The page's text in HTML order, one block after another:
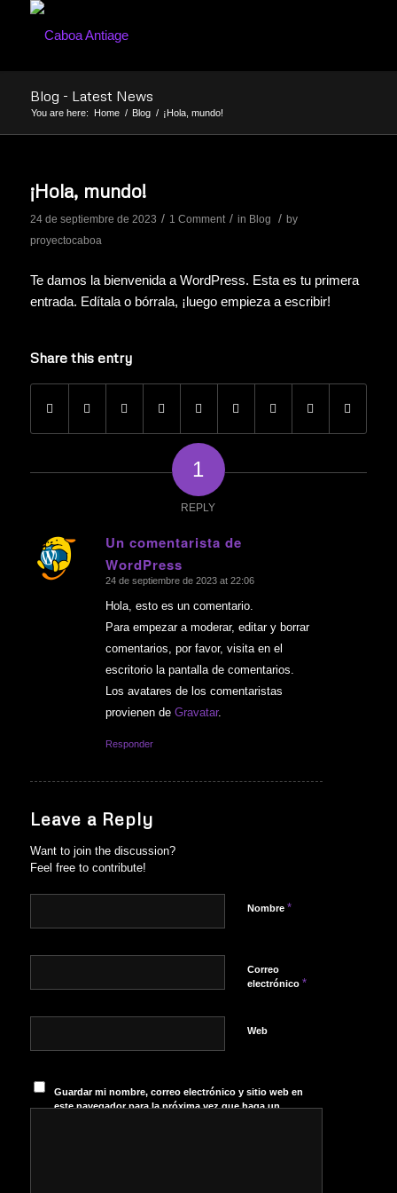
Blog - Latest News
You are here: Home / Blog / ¡Hola, mundo!
¡Hola, mundo!
24 de septiembre de 2023 / 1 Comment / in Blog / by
proyectocaboa
Te damos la bienvenida a WordPress. Esta es tu primera
entrada. Edítala o bórrala, ¡luego empieza a escribir!
Share this entry
1
REPLY
Un comentarista de
WordPress
says:
24 de septiembre de 2023 at 22:06
Hola, esto es un comentario.
Para empezar a moderar, editar y borrar
comentarios, por favor, visita en el
escritorio la pantalla de comentarios.
Los avatares de los comentaristas
provienen de Gravatar.
Responder
Leave a Reply
Want to join the discussion?
Feel free to contribute!
Nombre *
Correo
electrónico *
Web
Guardar mi nombre, correo electrónico y sitio web en
este navegador para la próxima vez que haga un